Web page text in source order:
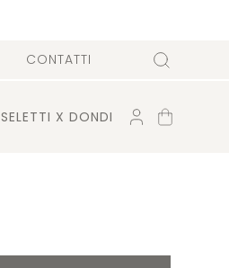
CONTATTI Cerca
SELETTI X DONDI ACCOUNT
CARRELLO